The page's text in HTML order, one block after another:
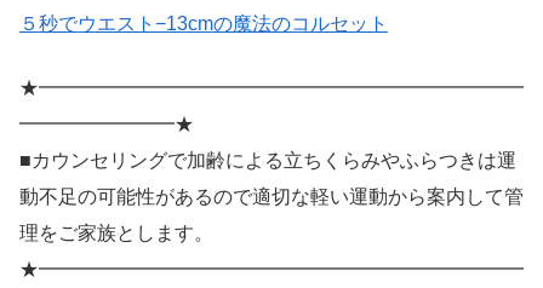
５秒でウエスト−13cmの魔法のコルセット
★━━━━━━━━━━━━━━━━━━━━━━━━━
━━━━━━━━★
■カウンセリングで加齢による立ちくらみやふらつきは運
動不足の可能性があるので適切な軽い運動から案内して管
理をご家族とします。
★━━━━━━━━━━━━━━━━━━━━━━━━━